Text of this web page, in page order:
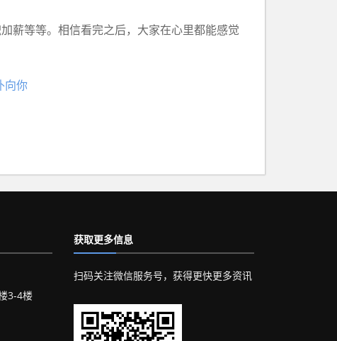
等等。相信看完之后，大家在心里都能感觉
向你
3-4楼
获取更多信息
扫码关注微信服务号，获得更快更多资讯